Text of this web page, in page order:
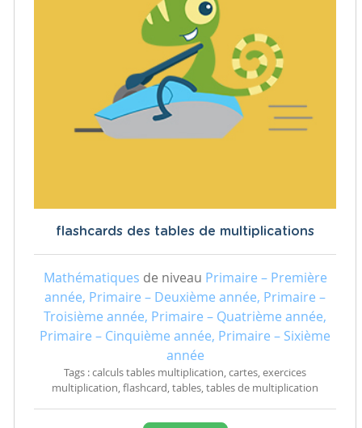
flashcards des tables de multiplications
Mathématiques de niveau Primaire – Première
année, Primaire – Deuxième année, Primaire –
Troisième année, Primaire – Quatrième année,
Primaire – Cinquième année, Primaire – Sixième
année
Tags : calculs tables multiplication, cartes, exercices
multiplication, flashcard, tables, tables de multiplication